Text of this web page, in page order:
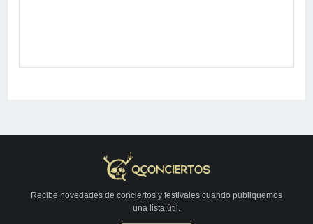
Recibe novedades de conciertos y festivales cuando publiquemos
una lista útil.